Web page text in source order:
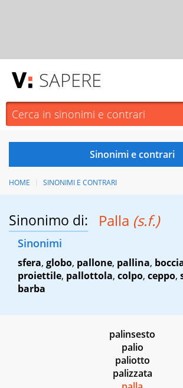
SAPERE
HOME SINONIMI E CONTRARI
Sinonimo di: Palla (s.f.)
Sinonimi
sfera, globo, pallone, pallina,
proiettile, pallottola, colpo, ceppo,
barba
palinsesto
palio
paliotto
palizzata